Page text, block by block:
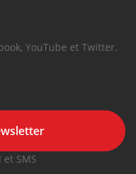
YouTube et Twitter.
SMS